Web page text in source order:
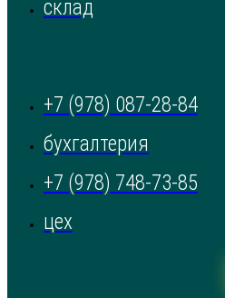
склад
+7 (978) 087-28-84
бухгалтерия
+7 (978) 748-73-85
цех